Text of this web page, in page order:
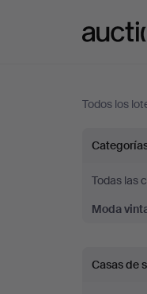
Todos los
y
Todas las
Moda
Casas de